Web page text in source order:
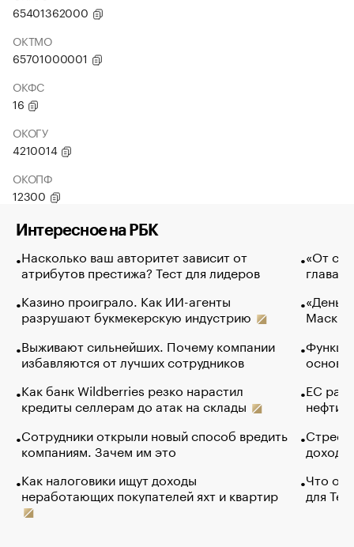
65401362000
ОКТМО
65701000001
ОКФС
16
ОКОГУ
4210014
ОКОПФ
12300
Интересное на РБК
Насколько ваш авторитет зависит от
атрибутов престижа? Тест для лидеров
Казино проиграло. Как ИИ-агенты
разрушают букмекерскую индустрию
Выживают сильнейших. Почему компании
избавляются от лучших сотрудников
Как банк Wildberries резко нарастил
кредиты селлерам до атак на склады
Сотрудники открыли новый способ вредить
компаниям. Зачем им это
Как налоговики ищут доходы
неработающих покупателей яхт и квартир
«От
глава
Маск в
основ
ЕС
нефти
Что
для